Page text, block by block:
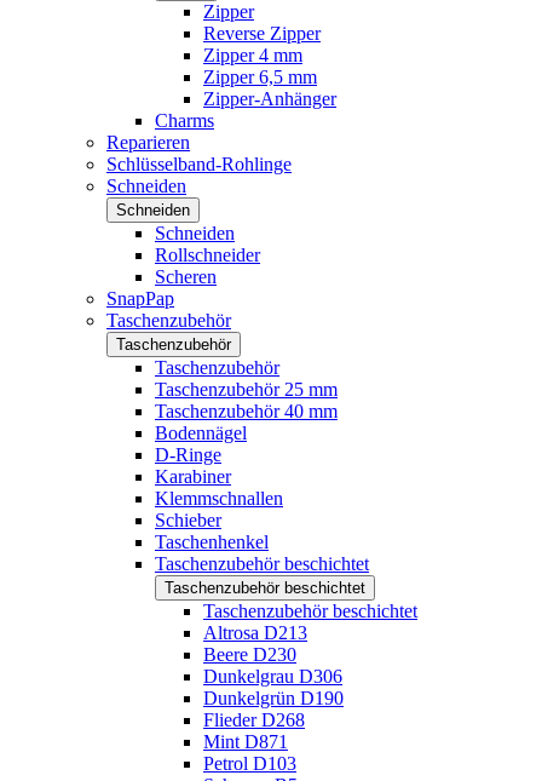
Zipper
Reverse Zipper
Zipper 4 mm
Zipper 6,5 mm
Zipper-Anhänger
Charms
Reparieren
Schlüsselband-Rohlinge
Schneiden
Schneiden
Schneiden
Rollschneider
Scheren
SnapPap
Taschenzubehör
Taschenzubehör
Taschenzubehör
Taschenzubehör 25 mm
Taschenzubehör 40 mm
Bodennägel
D-Ringe
Karabiner
Klemmschnallen
Schieber
Taschenhenkel
Taschenzubehör beschichtet
Taschenzubehör beschichtet
Taschenzubehör beschichtet
Altrosa D213
Beere D230
Dunkelgrau D306
Dunkelgrün D190
Flieder D268
Mint D871
Petrol D103